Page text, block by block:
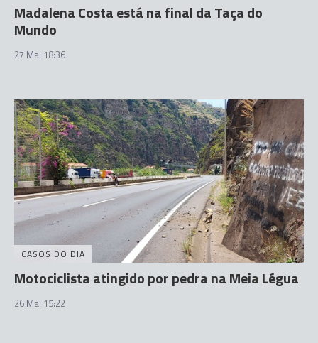
Madalena Costa está na final da Taça do
Mundo
27 Mai 18:36
CASOS DO DIA
Motociclista atingido por pedra na Meia Légua
26 Mai 15:22